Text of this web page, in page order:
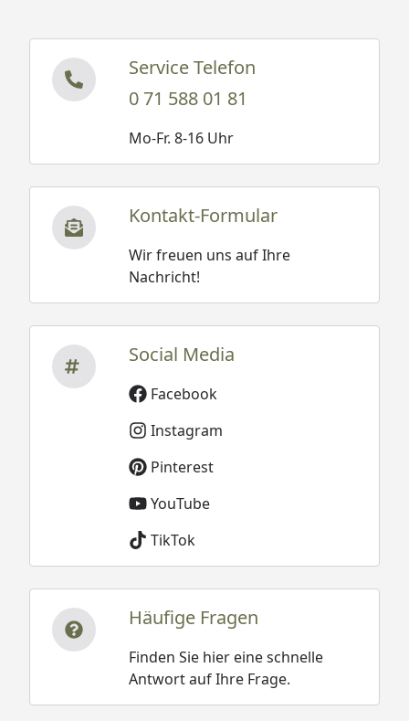
Service Telefon
0 71 588 01 81
Mo-Fr. 8-16 Uhr
Kontakt-Formular
Wir freuen uns auf Ihre
Nachricht!
Social Media
Facebook
Instagram
Pinterest
YouTube
TikTok
Häufige Fragen
Finden Sie hier eine schnelle
Antwort auf Ihre Frage.